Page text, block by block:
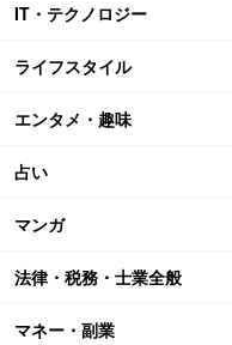
IT・テクノロジー
ライフスタイル
エンタメ・趣味
占い
マンガ
法律・税務・士業全般
マネー・副業